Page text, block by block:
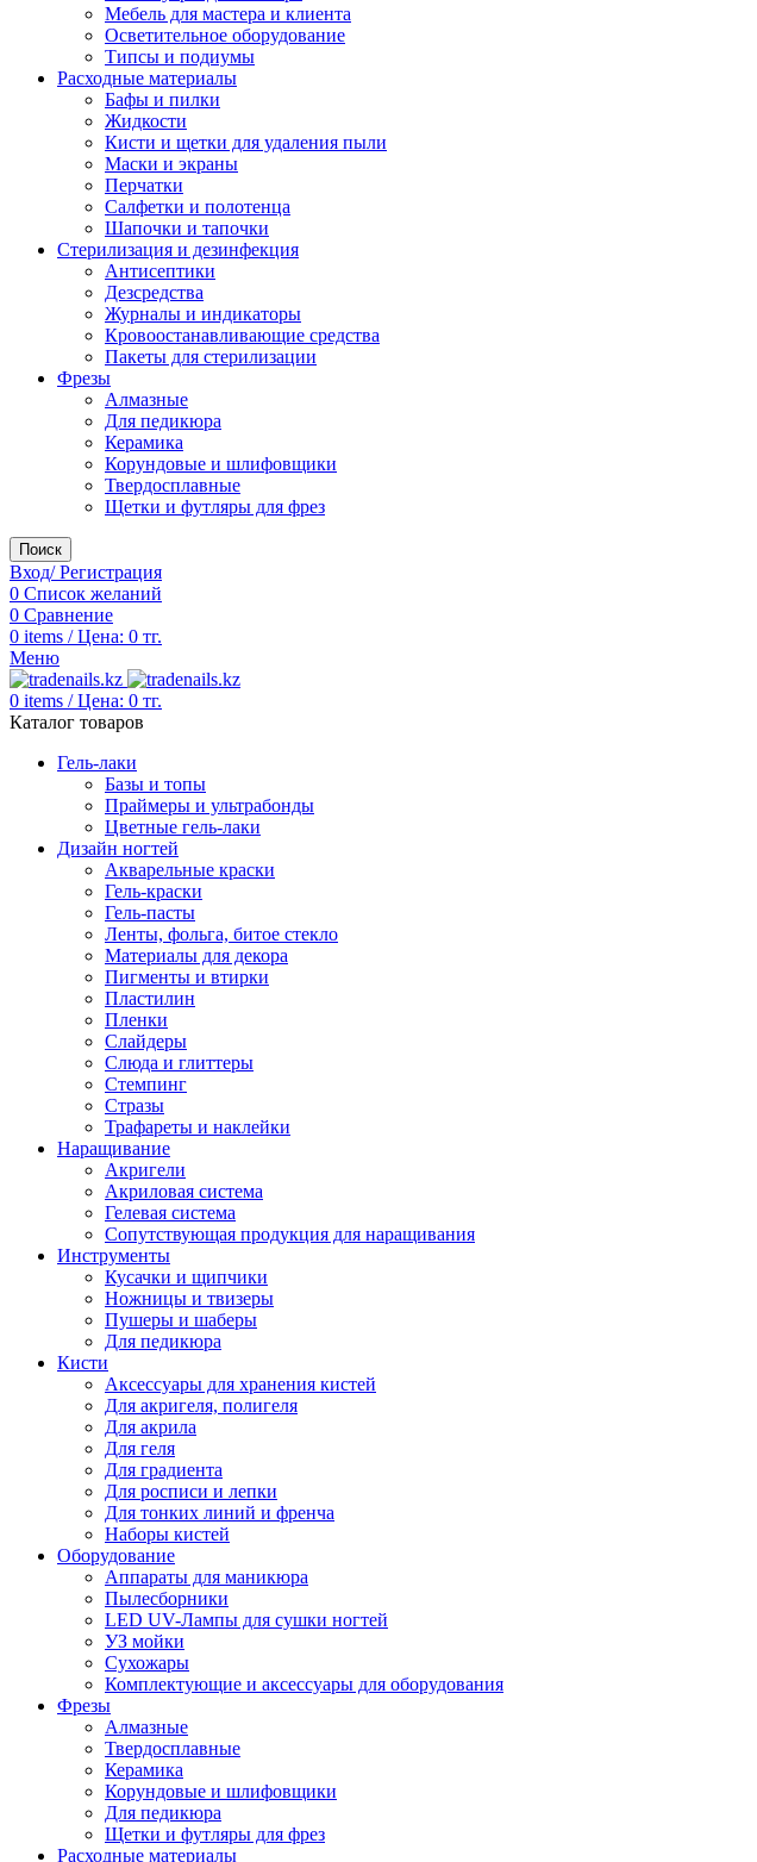
Мебель для мастера и клиента
Осветительное оборудование
Типсы и подиумы
Расходные материалы
Бафы и пилки
Жидкости
Кисти и щетки для удаления пыли
Маски и экраны
Перчатки
Салфетки и полотенца
Шапочки и тапочки
Стерилизация и дезинфекция
Антисептики
Дезсредства
Журналы и индикаторы
Кровоостанавливающие средства
Пакеты для стерилизации
Фрезы
Алмазные
Для педикюра
Керамика
Корундовые и шлифовщики
Твердосплавные
Щетки и футляры для фрез
Поиск
Вход/ Регистрация
0 Список желаний
0 Сравнение
0 items / Цена: 0 тг.
Меню
0 items / Цена: 0 тг.
Каталог товаров
Гель-лаки
Базы и топы
Праймеры и ультрабонды
Цветные гель-лаки
Дизайн ногтей
Акварельные краски
Гель-краски
Гель-пасты
Ленты, фольга, битое стекло
Материалы для декора
Пигменты и втирки
Пластилин
Пленки
Слайдеры
Слюда и глиттеры
Стемпинг
Стразы
Трафареты и наклейки
Наращивание
Акригели
Акриловая система
Гелевая система
Сопутствующая продукция для наращивания
Инструменты
Кусачки и щипчики
Ножницы и твизеры
Пушеры и шаберы
Для педикюра
Кисти
Аксессуары для хранения кистей
Для акригеля, полигеля
Для акрила
Для геля
Для градиента
Для росписи и лепки
Для тонких линий и френча
Наборы кистей
Оборудование
Аппараты для маникюра
Пылесборники
LED UV-Лампы для сушки ногтей
УЗ мойки
Сухожары
Комплектующие и аксессуары для оборудования
Фрезы
Алмазные
Твердосплавные
Керамика
Корундовые и шлифовщики
Для педикюра
Щетки и футляры для фрез
Расходные материалы